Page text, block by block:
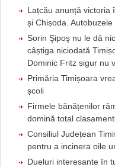
Lațcău anunță victoria
și Chișoda.
Sorin Şipoş nu le dă
câștiga niciodată
Dominic Fritz sigur nu
Primăria Timișoara
școli
Firmele bănățenilor
domină total
Consiliul Județean
pentru a incinera oile
Dueluri interesante în